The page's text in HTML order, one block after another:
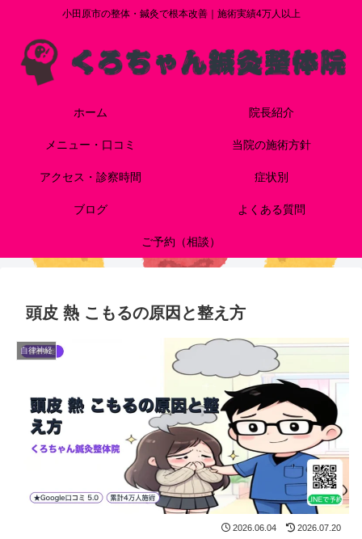
小田原市の整体・鍼灸で根本改善｜施術実績4万人以上
ホーム 院長紹介
メニュー・口コミ 当院の施術方針
アクセス・診察時間 症状別
ブログ よくある質問
ご予約（相談）
頭皮 熱 こもるの原因と整え方
自律神経
2026.06.04 2026.07.20